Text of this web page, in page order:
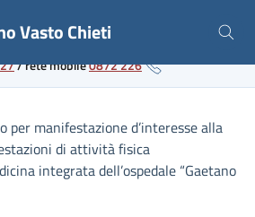
Vasto Chieti
/rete mobile0872 226
per manifestazione d’interesse alla
di attività fisica
integrata dell’ospedale “Gaetano